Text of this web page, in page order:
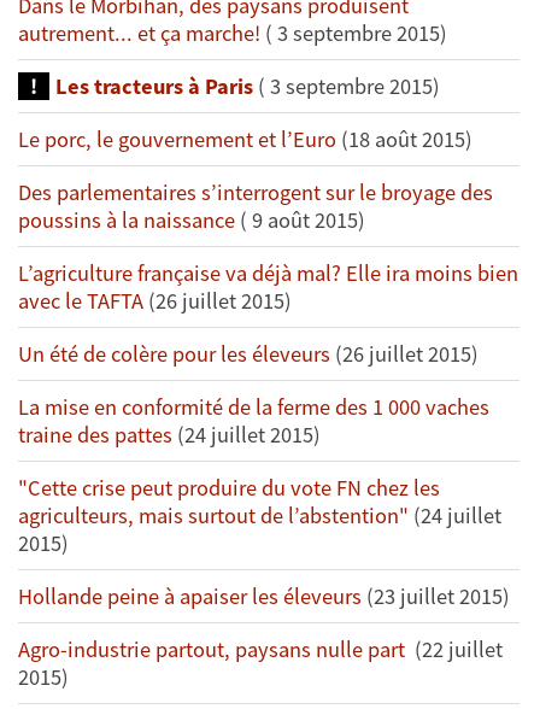
Dans le Morbihan, des paysans produisent
autrement... et ça marche! ( 3 septembre 2015)
Les tracteurs à Paris ( 3 septembre 2015)
Le porc, le gouvernement et l’Euro (18 août 2015)
Des parlementaires s’interrogent sur le broyage des
poussins à la naissance ( 9 août 2015)
L’agriculture française va déjà mal? Elle ira moins bien
avec le TAFTA (26 juillet 2015)
Un été de colère pour les éleveurs (26 juillet 2015)
La mise en conformité de la ferme des 1 000 vaches
traine des pattes (24 juillet 2015)
"Cette crise peut produire du vote FN chez les
agriculteurs, mais surtout de l’abstention" (24 juillet
2015)
Hollande peine à apaiser les éleveurs (23 juillet 2015)
Agro-industrie partout, paysans nulle part (22 juillet
2015)